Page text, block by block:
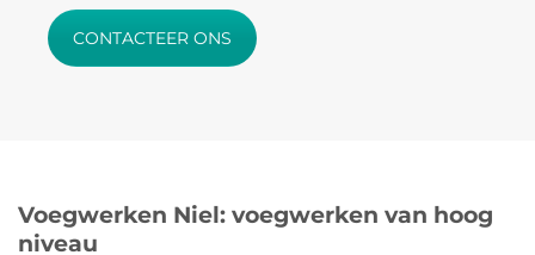
CONTACTEER ONS
Voegwerken Niel: voegwerken van hoog
niveau